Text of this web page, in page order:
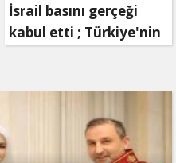
İsrail basını gerçeği
kabul etti ; Türkiye'nin